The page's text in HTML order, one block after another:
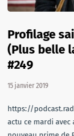
Profilage
(Plus belle
#249
15 janvier 2019
https://
actu ce mardi avec